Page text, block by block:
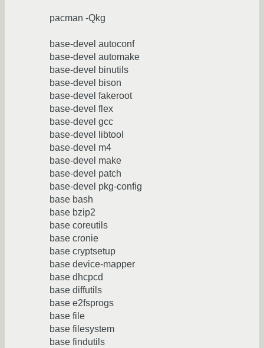
pacman -Qkg
base-devel autoconf
base-devel automake
base-devel binutils
base-devel bison
base-devel fakeroot
base-devel flex
base-devel gcc
base-devel libtool
base-devel m4
base-devel make
base-devel patch
base-devel pkg-config
base bash
base bzip2
base coreutils
base cronie
base cryptsetup
base device-mapper
base dhcpcd
base diffutils
base e2fsprogs
base file
base filesystem
base findutils